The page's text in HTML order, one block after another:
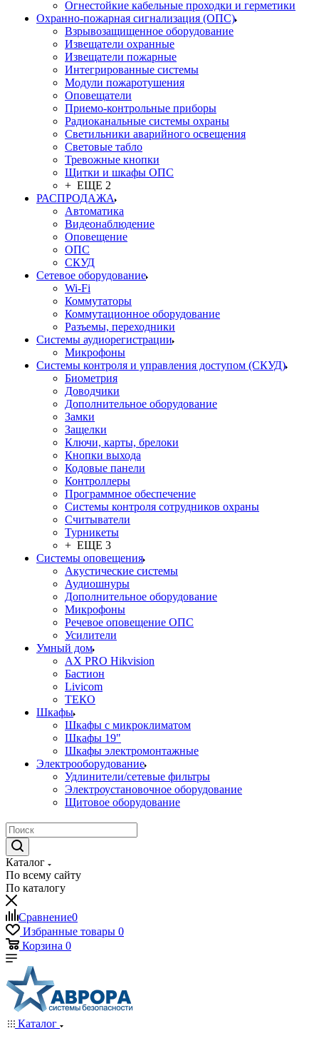
Огнестойкие кабельные проходки и герметики
Охранно-пожарная сигнализация (ОПС)
Взрывозащищенное оборудование
Извещатели охранные
Извещатели пожарные
Интегрированные системы
Модули пожаротушения
Оповещатели
Приемо-контрольные приборы
Радиоканальные системы охраны
Светильники аварийного освещения
Световые табло
Тревожные кнопки
Щитки и шкафы ОПС
+ ЕЩЕ 2
РАСПРОДАЖА
Автоматика
Видеонаблюдение
Оповещение
ОПС
СКУД
Сетевое оборудование
Wi-Fi
Коммутаторы
Коммутационное оборудование
Разъемы, переходники
Системы аудиорегистрации
Микрофоны
Системы контроля и управления доступом (СКУД)
Биометрия
Доводчики
Дополнительное оборудование
Замки
Защелки
Ключи, карты, брелоки
Кнопки выхода
Кодовые панели
Контроллеры
Программное обеспечение
Системы контроля сотрудников охраны
Считыватели
Турникеты
+ ЕЩЕ 3
Системы оповещения
Акустические системы
Аудиошнуры
Дополнительное оборудование
Микрофоны
Речевое оповещение ОПС
Усилители
Умный дом
AX PRO Hikvision
Бастион
Livicom
ТЕКО
Шкафы
Шкафы с микроклиматом
Шкафы 19"
Шкафы электромонтажные
Электрооборудование
Удлинители/сетевые фильтры
Электроустановочное оборудование
Щитовое оборудование
Каталог
По всему сайту
По каталогу
Сравнение0
Избранные товары 0
Корзина 0
Каталог